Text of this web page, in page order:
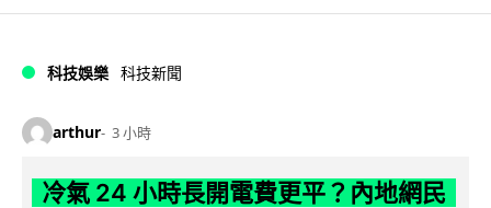
科技娛樂 科技新聞
arthur 3 小時
冷氣 24 小時長開電費更平？內地網民